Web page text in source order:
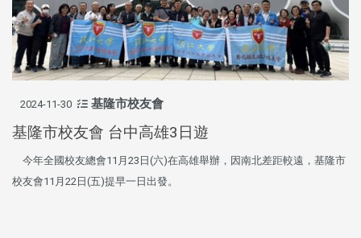
2024-11-30 基隆市校友會
基隆市校友會 台中高雄3日遊
今年全國校友總會11月23日(六)在高雄舉辦，因南北差距較遠，基隆市
校友會11月22日(五)提早一日出發。